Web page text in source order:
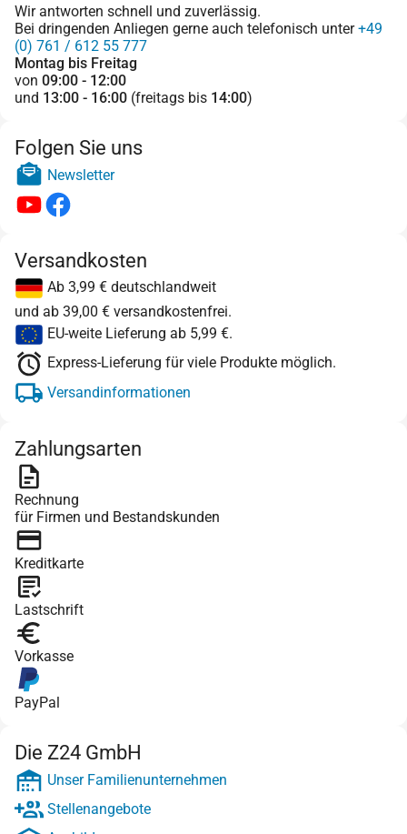
Wir antworten schnell und zuverlässig.
Bei dringenden Anliegen gerne auch telefonisch unter+49
(0) 761 / 612 55 777
Montag bis Freitag
von 09:00 - 12:00
und 13:00 - 16:00 (freitags bis 14:00)
Folgen Sie uns
Newsletter
Versandkosten
Ab 3,99 € deutschlandweit
und ab 39,00 € versandkostenfrei.
EU-weite Lieferung ab 5,99 €.
Express-Lieferung für viele Produkte möglich.
Versandinformationen
Zahlungsarten
Rechnung
für Firmen und Bestandskunden
Kreditkarte
Lastschrift
Vorkasse
PayPal
Die Z24 GmbH
Unser Familienunternehmen
Stellenangebote